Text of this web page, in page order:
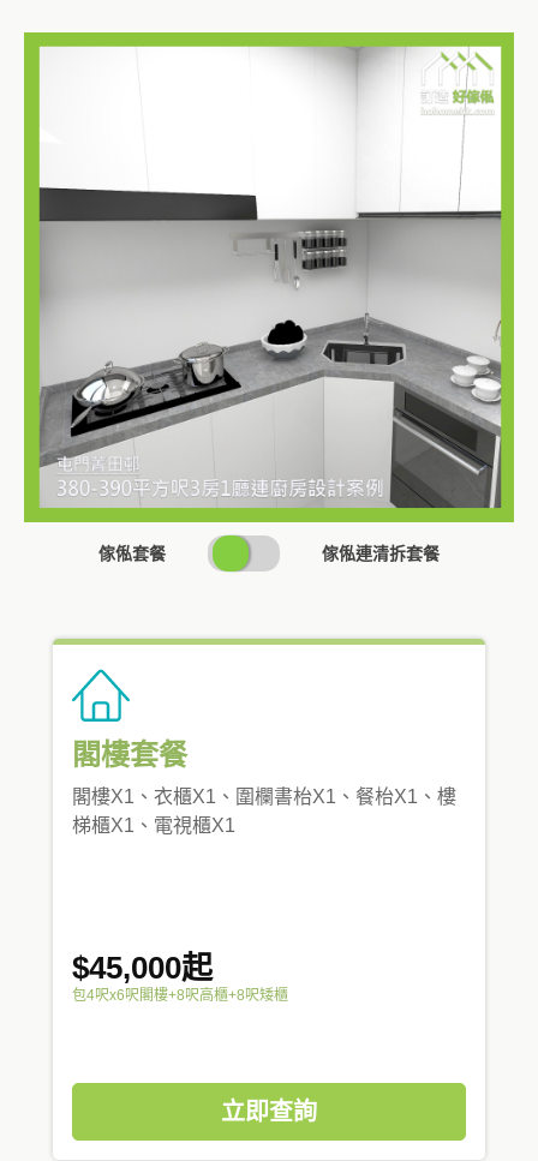
傢俬套餐
SWITCH
PRICING
傢俬連清拆套餐
閣樓套餐
閣樓X1、衣櫃X1、圍欄書枱X1、餐枱X1、樓
梯櫃X1、電視櫃X1
$45,000起
包4呎x6呎閣樓+8呎高櫃+8呎矮櫃
立即查詢